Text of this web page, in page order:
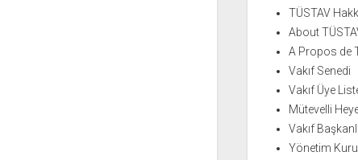
TÜSTAV
About
A Propos de
Vakıf Senedi
Vakıf Üye
Mütevelli
Vakıf
Yönetim